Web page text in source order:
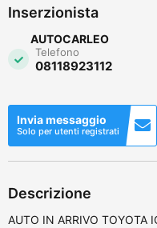
Inserzionista
AUTOCARLEO
Telefono
08118923112
Invia messaggio
Solo per utenti registrati
Descrizione
AUTO IN ARRIVO TOYOTA